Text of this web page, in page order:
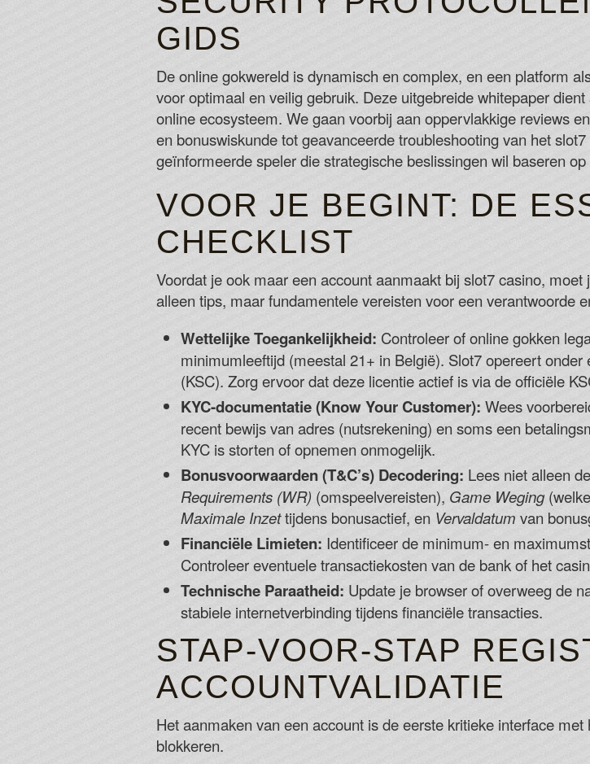
Here you have
Cool Casino No
GIDS
De online gokwereld is dynamisch en complex, en een platform
voor optimaal en veilig gebruik. Deze uitgebreide whitepaper
online ecosysteem. We gaan voorbij aan oppervlakkige reviews
en bonuswiskunde tot geavanceerde troubleshooting van het
geïnformeerde speler die strategische beslissingen wil baseren
VOOR JE BEGINT: DE
CHECKLIST
Voordat je ook maar een account aanmaakt bij slot7 casino,
alleen tips, maar fundamentele vereisten voor een verantwoorde
Wettelijke Toegankelijkheid: Controleer of online gokken
minimumleeftijd (meestal 21+ in België). Slot7 opereert
(KSC). Zorg ervoor dat deze licentie actief is via de officiële
KYC-documentatie (Know Your Customer): Wees
recent bewijs van adres (nutsrekening) en soms een
KYC is storten of opnemen onmogelijk.
Bonusvoorwaarden (T&C’s) Decodering: Lees niet alleen
Requirements (WR) (omspeelvereisten), Game Weging
Maximale Inzettijdens bonusactief, en Vervaldatum van
Financiële Limieten: Identificeer de minimum- en
Controleer eventuele transactiekosten van de bank of het
Technische Paraatheid: Update je browser of overweeg de
stabiele internetverbinding tijdens financiële transacties.
STAP-VOOR-STAP
ACCOUNTVALIDATIE
Het aanmaken van een account is de eerste kritieke interface
blokkeren.